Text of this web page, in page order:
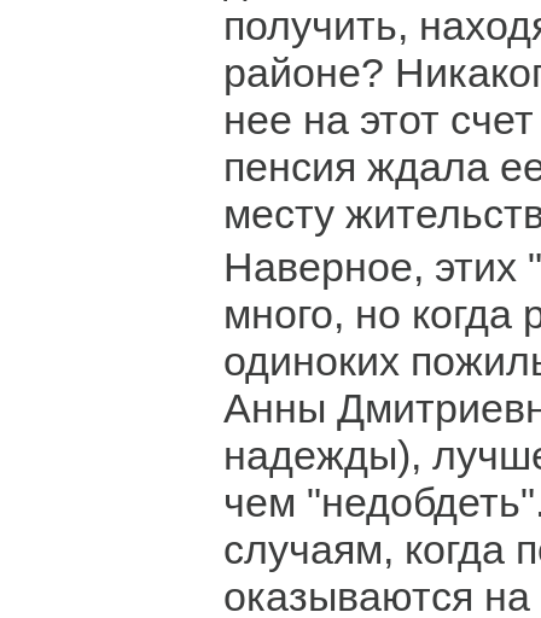
получить,
районе?
нее на этот
пенсия ждала
месту
Наверное, этих
много, но когда
одиноких
Анны
надежды),
чем
случаям, когда
оказываются